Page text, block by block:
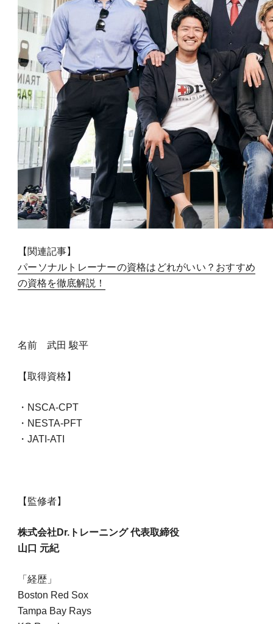
【関連記事】
パーソナルトレーナーの資格はどれがいい？おすすめ
の資格を徹底解説！
名前 武田 駿平
【取得資格】
・NSCA-CPT
・NESTA-PFT
・JATI-ATI
【監修者】
株式会社Dr.トレーニング 代表取締役
山口 元紀
「経歴」
Boston Red Sox
Tampa Bay Rays